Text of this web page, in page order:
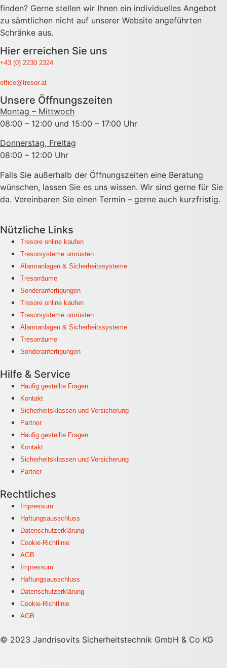
finden? Gerne stellen wir Ihnen ein individuelles Angebot
zu sämtlichen nicht auf unserer Website angeführten
Schränke aus.
Hier erreichen Sie uns
+43 (0) 2230 2324
office@tresor.at
Unsere Öffnungszeiten
Montag – Mittwoch
08:00 – 12:00 und 15:00 – 17:00 Uhr
Donnerstag, Freitag
08:00 – 12:00 Uhr
Falls Sie außerhalb der Öffnungszeiten eine Beratung
wünschen, lassen Sie es uns wissen. Wir sind gerne für Sie
da. Vereinbaren Sie einen Termin – gerne auch kurzfristig.
Nützliche Links
Tresore online kaufen
Tresorsysteme umrüsten
Alarmanlagen & Sicherheitssysteme
Tresorräume
Sonderanfertigungen
Tresore online kaufen
Tresorsysteme umrüsten
Alarmanlagen & Sicherheitssysteme
Tresorräume
Sonderanfertigungen
Hilfe & Service
Häufig gestellte Fragen
Kontakt
Sicherheitsklassen und Versicherung
Partner
Häufig gestellte Fragen
Kontakt
Sicherheitsklassen und Versicherung
Partner
Rechtliches
Impressum
Haftungsausschluss
Datenschutzerklärung
Cookie-Richtlinie
AGB
Impressum
Haftungsausschluss
Datenschutzerklärung
Cookie-Richtlinie
AGB
© 2023 Jandrisovits Sicherheitstechnik GmbH & Co KG